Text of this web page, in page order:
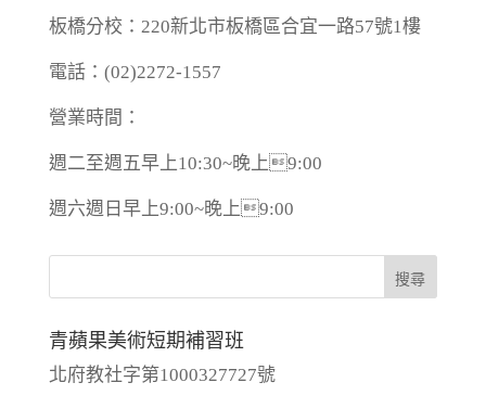
板橋分校：220新北市板橋區合宜一路57號1樓
電話：(02)2272-1557
營業時間：
週二至週五早上10:30~晚上9:00
週六週日早上9:00~晚上9:00
青蘋果美術短期補習班
北府教社字第1000327727號